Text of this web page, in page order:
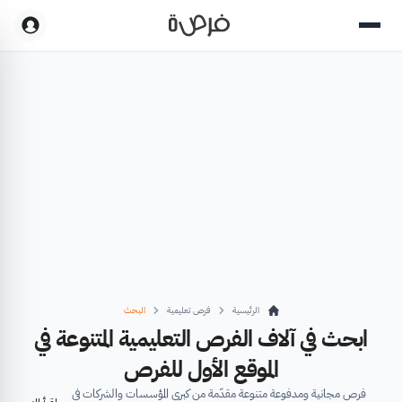
الرئيسية فرص تعليمية البحث
ابحث في آلاف الفرص التعليمية المتنوعة في
الموقع الأول للفرص
فرص مجانية ومدفوعة متنوعة مقدّمة من كبرى المؤسسات والشركات في